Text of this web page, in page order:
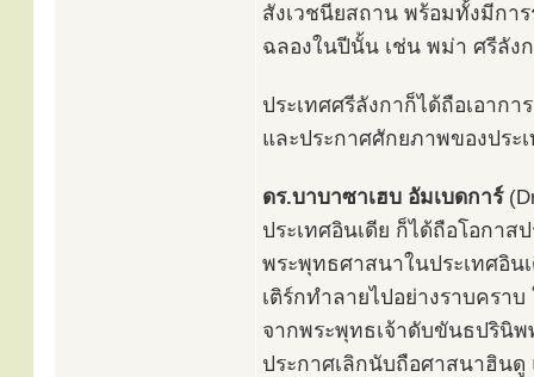
สังเวชนียสถาน พร้อมทั้งมีกา
ฉลองในปีนั้น เช่น พม่า ศรีลัง
ประเทศศรีลังกาก็ได้ถือเอาก
และประกาศศักยภาพของประ
ดร.บาบาซาเฮบ อัมเบดการ์
ประเทศอินเดีย ก็ได้ถือโอกา
พระพุทธศาสนาในประเทศอิ
เติร์กทำลายไปอย่างราบคร
จากพระพุทธเจ้าดับขันธปรินิ
ประกาศเลิกนับถือศาสนาฮิ